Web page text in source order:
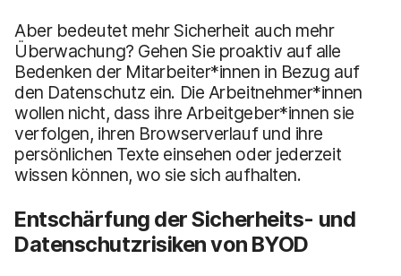
Aber bedeutet mehr Sicherheit auch mehr
Überwachung? Gehen Sie proaktiv auf alle
Bedenken der Mitarbeiter*innen in Bezug auf
den Datenschutz ein. Die Arbeitnehmer*innen
wollen nicht, dass ihre Arbeitgeber*innen sie
verfolgen, ihren Browserverlauf und ihre
persönlichen Texte einsehen oder jederzeit
wissen können, wo sie sich aufhalten.
Entschärfung der Sicherheits- und
Datenschutzrisiken von BYOD